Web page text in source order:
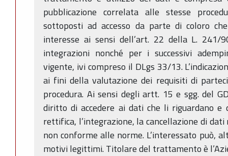
pubblicazione correlata alle stesse
sottoposti ad accesso da parte di coloro
interesse ai sensi dell’art. 22 della L. 241/
integrazioni nonché per i successivi
vigente, ivi compreso il DLgs 33/13.
ai fini della valutazione dei requisiti di
procedura. Ai sensi degli artt. 15 e sgg. del
diritto di accedere ai dati che li riguardano e
rettifica, l’integrazione, la cancellazione di
non conforme alle norme. L’interessato può,
motivi legittimi. Titolare del trattamento è